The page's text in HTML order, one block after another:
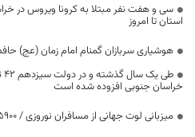
سی و هفت نفر مبتلا به کرونا ویروس در
استان تا امروز
هوشیاری سربازان گمنام امام زمان (عج)
خراسان جنوبی افزوده شده است
میزبانی لوت جهانی از مسافران نوروزی / ۵۹۰۰ ظرفیت اسکان مهیا شد+موشن